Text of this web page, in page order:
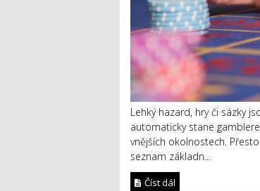
Lehký hazard, hry či sázky
automaticky stane
vnějších okolnostech.
seznam základn...
Číst dál